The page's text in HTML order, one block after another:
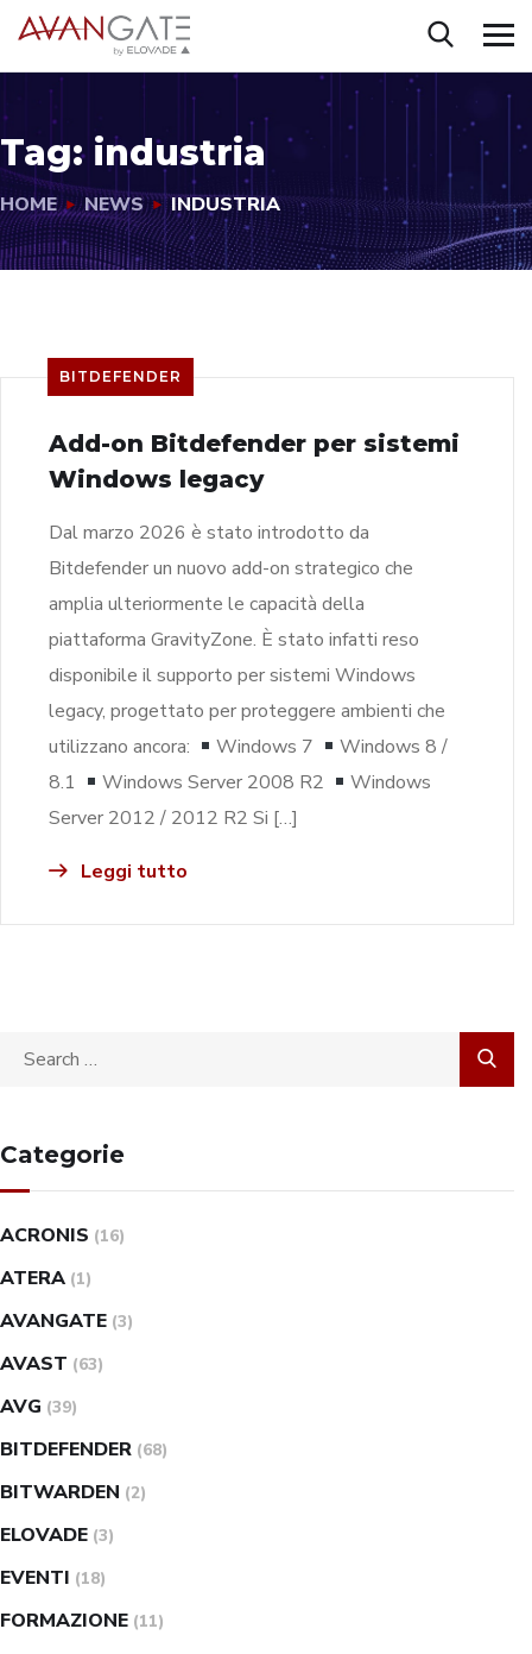
Tag: industria
HOME NEWS INDUSTRIA
BITDEFENDER
Add-on Bitdefender per sistemi
Windows legacy
Dal marzo 2026 è stato introdotto da
Bitdefender un nuovo add-on strategico che
amplia ulteriormente le capacità della
piattaforma GravityZone. È stato infatti reso
disponibile il supporto per sistemi Windows
legacy, progettato per proteggere ambienti che
utilizzano ancora:
Windows 7
Windows 8 /
8.1
Windows Server 2008 R2
Windows
Server 2012 / 2012 R2 Si […]
Leggi tutto
Categorie
ACRONIS (16)
ATERA (1)
AVANGATE (3)
AVAST (63)
AVG (39)
BITDEFENDER (68)
BITWARDEN (2)
ELOVADE (3)
EVENTI (18)
FORMAZIONE (11)